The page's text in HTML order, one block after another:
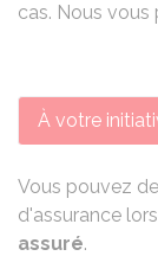
cas. Nous vous
À votre
Vous pouvez
d'assurance
assuré.